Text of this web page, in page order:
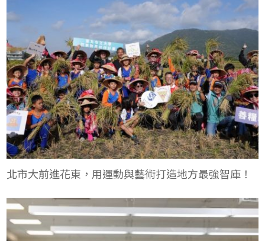
北市大前進花東，用運動與藝術打造地方最強智庫！